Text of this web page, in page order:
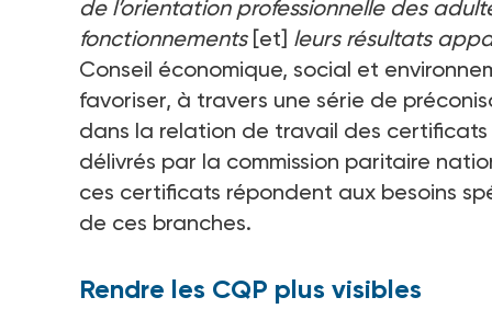
de l’orientation professionnelle des
fonctionnements[et] leurs résultats
Conseil économique, social et
favoriser, à travers une série de
dans la relation de travail des
délivrés par la commission paritaire
ces certificats répondent aux besoins
de ces branches.
Rendre les CQP plus visibles